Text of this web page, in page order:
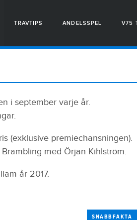
TRAVTIPS ANDELSSPEL V75
i september varje år.
(exklusive premiechansningen).
med Örjan Kihlström.
år 2017.
SNABBFAKTA